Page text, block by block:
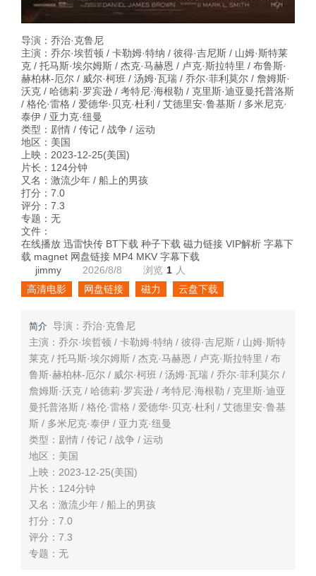
导演：乔治·克鲁尼
主演：乔尔·埃哲顿 / 卡勒姆·特纳 / 彼得·吉尼斯 / 山姆·斯特莱
克 / 托马斯·埃尔姆斯 / 杰克·马赫恩 / 卢克·斯拉特里 / 布鲁斯·
赫柏林-厄尔 / 威尔·柯班 / 汤姆·瓦瑞 / 乔尔·菲利莫尔 / 詹姆斯·
沃克 / 哈德莉·罗宾逊 / 考特尼·海根勒 / 克里斯·迪亚曼托普洛斯
/ 格伦·雷格 / 爱德华·贝克·杜利 / 艾德里安·鲁基斯 / 多米尼克·
泰伊 / 亚力克·纽曼
类型：剧情 / 传记 / 战争 / 运动
地区：美国
上映：2023-12-25(美国)
片长：124分钟
又名：激流少年 / 船上的男孩
打分：7.0
评分：7.3
专题：无
文件：
在线播放 迅雷快传 BT下载 种子下载 磁力链接 VIP解析 字幕下
载 magnet 网盘链接 MP4 MKV 字幕下载
jimmy
2026/8/8 浏览 1 人
高清电影
网盘链接 磁力 云盘下载
简介 导演：乔治·克鲁尼
主演：乔尔·埃哲顿 / 卡勒姆·特纳 / 彼得·吉尼斯 / 山姆·斯特
莱克 / 托马斯·埃尔姆斯 / 杰克·马赫恩 / 卢克·斯拉特里 / 布
鲁斯·赫柏林-厄尔 / 威尔·柯班 / 汤姆·瓦瑞 / 乔尔·菲利莫尔 /
詹姆斯·沃克 / 哈德莉·罗宾逊 / 考特尼·海根勒 / 克里斯·迪亚
曼托普洛斯 / 格伦·雷格 / 爱德华·贝克·杜利 / 艾德里安·鲁基
斯 / 多米尼克·泰伊 / 亚力克·纽曼
类型：剧情 / 传记 / 战争 / 运动
地区：美国
上映：2023-12-25(美国)
片长：124分钟
又名：激流少年 / 船上的男孩
打分：7.0
评分：7.3
专题：无